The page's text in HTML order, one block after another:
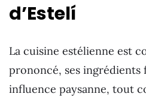
d’Estelí
La cuisine estélienne est
prononcé, ses ingrédients
influence paysanne, tout